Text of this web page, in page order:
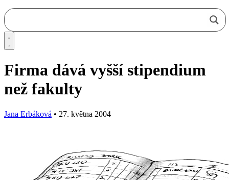
Firma dává vyšší stipendium
než fakulty
Jana Erbáková • 27. května 2004